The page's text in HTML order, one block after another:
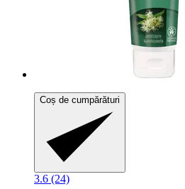
Coș de cumpărături
3.6 (24)